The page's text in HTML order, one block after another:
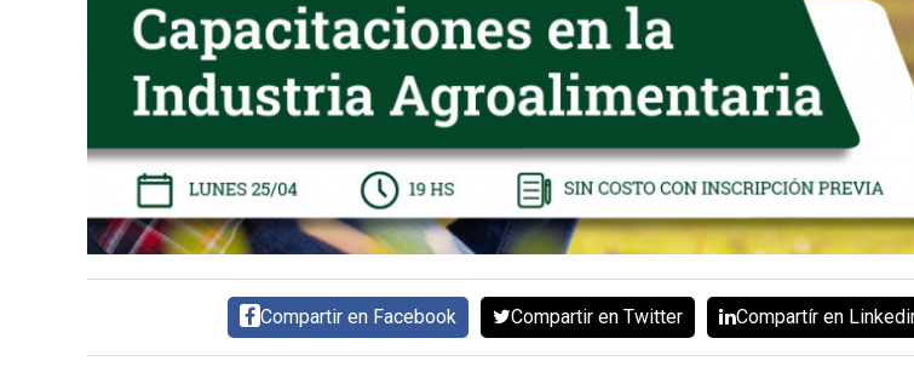
TÉRMINOS
PRIVACIDAD
Compartir en Facebook Compartir en Twitter Compartír en